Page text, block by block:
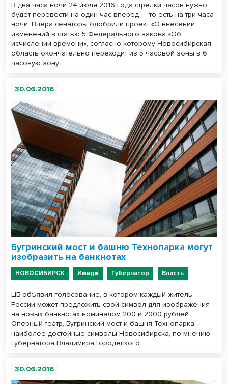
В два часа ночи 24 июля 2016 года стрелки часов нужно
будет перевести на один час вперед — то есть на три часа
ночи. Вчера сенаторы одобрили проект «О внесении
изменений в статью 5 Федерального закона «Об
исчислении времени», согласно которому Новосибирская
область окончательно переходит из 5 часовой зоны в 6
часовую зону.
30.06.2016
Бугринский мост и башню Технопарка могут
изобразить на банкнотах
НОВОСИБИРСК Имидж Губернатор Власть
ЦБ объявил голосование, в котором каждый житель
России может предложить свой символ для изображения
на новых банкнотах номиналом 200 и 2000 рублей.
Оперный театр, Бугринский мост и башня Технопарка
наиболее достойные символы Новосибирска, по мнению
губернатора Владимира Городецкого.
30.06.2016